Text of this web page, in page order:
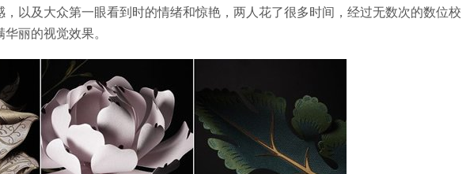
以及大众第一眼看到时的情绪和惊艳，两人花了很多时间，经过无数次的数位校
丽的视觉效果。